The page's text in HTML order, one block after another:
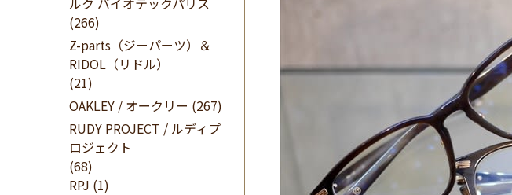
(266)
Z-parts（ジーパーツ）＆
RIDOL（リドル）
(21)
OAKLEY / オークリー (267)
RUDY PROJECT / ルディプ
ロジェクト
(68)
RPJ (1)